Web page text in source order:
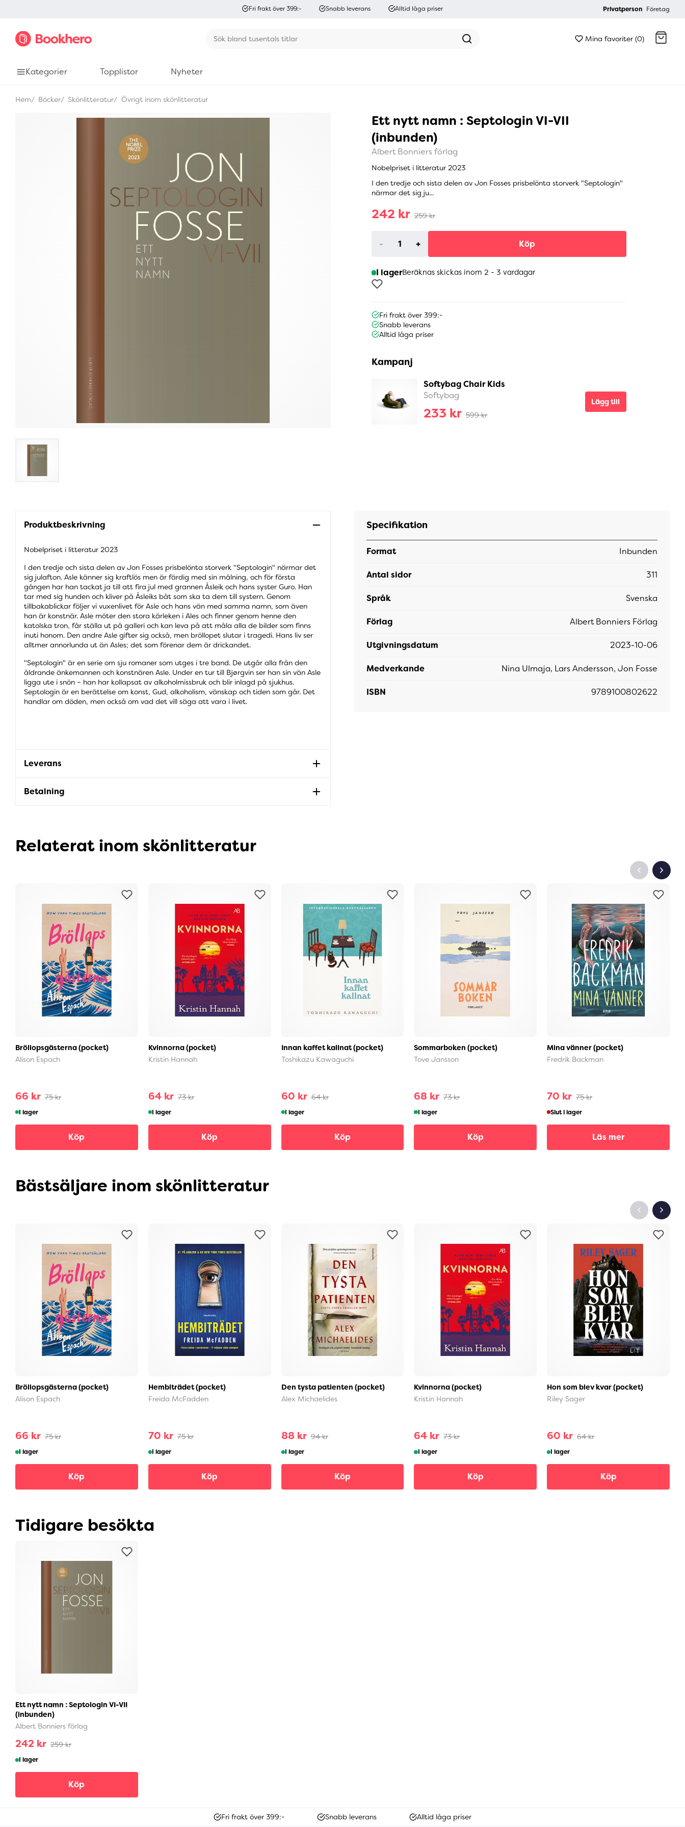
Fri frakt över 399:- Snabb leverans Alltid låga priser Privatperson Företag
Mina favoriter (0)
Kategorier Topplistor Nyheter
Hem Böcker Skönlitteratur Övrigt inom skönlitteratur
Ett nytt namn : Septologin VI-VII
(inbunden)
Albert Bonniers förlag
Nobelpriset i litteratur 2023
I den tredje och sista delen av Jon Fosses prisbelönta storverk "Septologin"
närmar det sig ju...
242 kr 259 kr
- + Köp
I lagerBeräknas skickas inom 2 - 3 vardagar
Fri frakt över 399:-
Snabb leverans
Alltid låga priser
Kampanj
Softybag Chair Kids
Softybag
233 kr 599 kr
Lägg till
Produktbeskrivning
Nobelpriset i litteratur 2023
I den tredje och sista delen av Jon Fosses prisbelönta storverk "Septologin" närmar det
sig julafton. Asle känner sig kraftlös men är färdig med sin målning, och för första
gången har han tackat ja till att fira jul med grannen Åsleik och hans syster Guro. Han
tar med sig hunden och kliver på Åsleiks båt som ska ta dem till systern. Genom
tillbakablickar följer vi vuxenlivet för Asle och hans vän med samma namn, som även
han är konstnär. Asle möter den stora kärleken i Ales och finner genom henne den
katolska tron, får ställa ut på galleri och kan leva på att måla alla de bilder som finns
inuti honom. Den andre Asle gifter sig också, men bröllopet slutar i tragedi. Hans liv ser
alltmer annorlunda ut än Asles; det som förenar dem är drickandet.
"Septologin" är en serie om sju romaner som utges i tre band. De utgår alla från den
åldrande änkemannen och konstnären Asle. Under en tur till Bjørgvin ser han sin vän Asle
ligga ute i snön – han har kollapsat av alkoholmissbruk och blir inlagd på sjukhus.
Septologin är en berättelse om konst, Gud, alkoholism, vänskap och tiden som går. Det
handlar om döden, men också om vad det vill säga att vara i livet.
Leverans
Betalning
Specifikation
Format Inbunden
Antal sidor 311
Språk Svenska
Förlag Albert Bonniers Förlag
Utgivningsdatum 2023-10-06
Medverkande Nina Ulmaja, Lars Andersson, Jon Fosse
ISBN 9789100802622
Relaterat inom skönlitteratur
Bröllopsgästerna (pocket)
Alison Espach
66 kr 75 kr
I lager
Köp
Kvinnorna (pocket)
Kristin Hannah
64 kr 73 kr
I lager
Köp
Innan kaffet kallnat (pocket)
Toshikazu Kawaguchi
60 kr 64 kr
I lager
Köp
Sommarboken (pocket)
Tove Jansson
68 kr 73 kr
I lager
Köp
Mina vänner (pocket)
Fredrik Backman
70 kr 75 kr
Slut i lager
Läs mer
Bästsäljare inom skönlitteratur
Bröllopsgästerna (pocket)
Alison Espach
66 kr 75 kr
I lager
Köp
Hembiträdet (pocket)
Freida McFadden
70 kr 75 kr
I lager
Köp
Den tysta patienten (pocket)
Alex Michaelides
88 kr 94 kr
I lager
Köp
Kvinnorna (pocket)
Kristin Hannah
64 kr 73 kr
I lager
Köp
Hon som blev kvar (pocket)
Riley Sager
60 kr 64 kr
I lager
Köp
Tidigare besökta
Ett nytt namn : Septologin VI-VII
(inbunden)
Albert Bonniers förlag
242 kr 259 kr
I lager
Köp
Fri frakt över 399:- Snabb leverans Alltid låga priser